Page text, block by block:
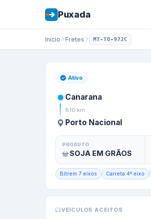
Puxada
Início Fretes MT-TO-972C
Frete de
Ativo
Canarana
810 km
Porto Nacional
PRODUTO
SOJA EM GRÃOS
Bitrem 7 eixos Carreta 4º eixo
VEÍCULOS ACEITOS